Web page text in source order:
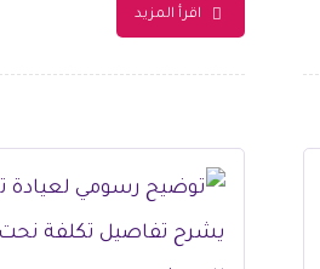
اقرأ المزيد